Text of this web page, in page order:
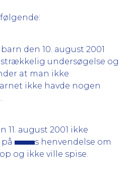
den 10. august 2001
undersøgelse og
at man ikke
ikke havde nogen
11. august 2001 ikke
s henvendelse om
og ikke ville spise.